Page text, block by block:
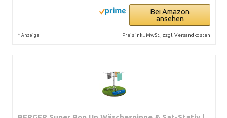
Bei Amazon
ansehen
* Anzeige Preis inkl. MwSt., zzgl. Versandkosten